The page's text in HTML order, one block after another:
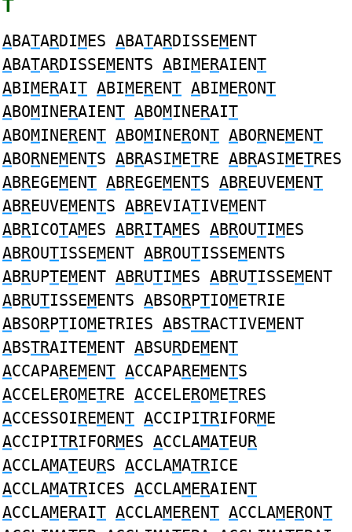
T
ABATARDIMES ABATARDISSEMENT
ABATARDISSEMENTS ABIMERAIENT
ABIMERAIT ABIMERENT ABIMERONT
ABOMINERAIENT ABOMINERAIT
ABOMINERENT ABOMINERONT ABORNEMENT
ABORNEMENTS ABRASIMETRE ABRASIMETRES
ABREGEMENT ABREGEMENTS ABREUVEMENT
ABREUVEMENTS ABREVIATIVEMENT
ABRICOTAMES ABRITAMES ABROUTIMES
ABROUTISSEMENT ABROUTISSEMENTS
ABRUPTEMENT ABRUTIMES ABRUTISSEMENT
ABRUTISSEMENTS ABSORPTIOMETRIE
ABSORPTIOMETRIES ABSTRACTIVEMENT
ABSTRAITEMENT ABSURDEMENT
ACCAPAREMENT ACCAPAREMENTS
ACCELEROMETRE ACCELEROMETRES
ACCESSOIREMENT ACCIPITRIFORME
ACCIPITRIFORMES ACCLAMATEUR
ACCLAMATEURS ACCLAMATRICE
ACCLAMATRICES ACCLAMERAIENT
ACCLAMERAIT ACCLAMERENT ACCLAMERONT